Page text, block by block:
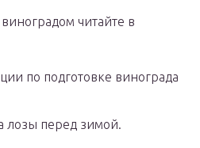
читайте в
по подготовке винограда
лозы перед зимой.